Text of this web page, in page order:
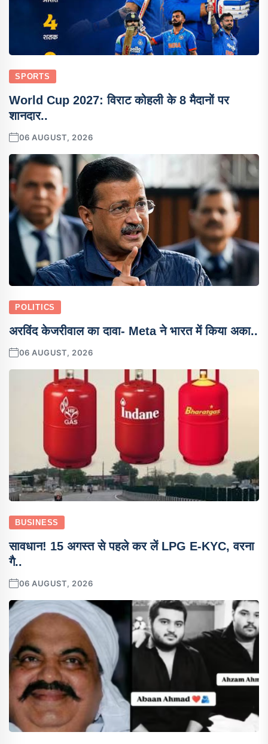
SPORTS
World Cup 2027: विराट कोहली के 8 मैदानों पर
शानदार..
06 AUGUST, 2026
POLITICS
अरविंद केजरीवाल का दावा- Meta ने भारत में किया अका..
06 AUGUST, 2026
BUSINESS
सावधान! 15 अगस्त से पहले कर लें LPG E-KYC, वरना
गै..
06 AUGUST, 2026